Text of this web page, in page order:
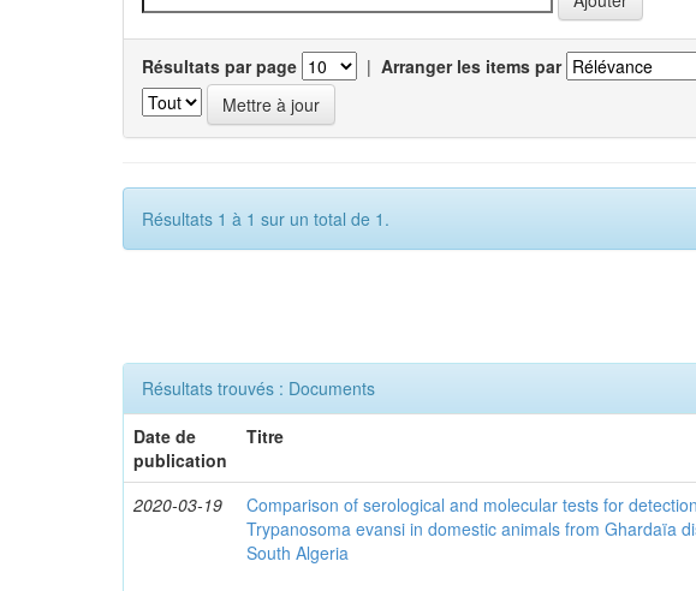
Résultats par page | Arranger les items par
Résultats 1 à 1 sur un total de 1.
Résultats trouvés : Documents
Date de
publication
Titre
2020-03-19
Comparison of serological and molecular tests for
Trypanosoma evansi in domestic animals from Ghardaïa
South Algeria